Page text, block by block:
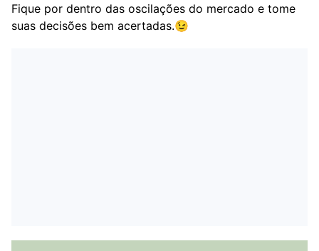
Fique por dentro das oscilações do mercado e tome
suas decisões bem acertadas.😉